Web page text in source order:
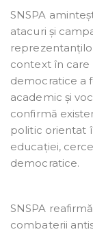
SNSPA
atacuri și
context în care
democratice a
academic și
confirmă
politic orientat
educației,
democratice.
SNSPA
combaterii